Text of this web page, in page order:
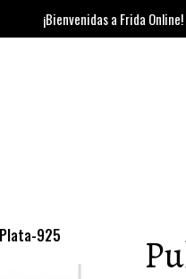
¡Bienvenidas a Frida Online!
925